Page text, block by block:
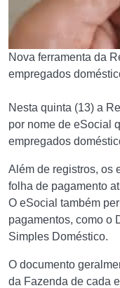
Nova ferramenta da
empregados
Nesta quinta (13) a
por nome de eSocial
empregados
Além de registros, os
folha de pagamento
O eSocial também
pagamentos, como o
Simples Doméstico.
O documento
da Fazenda de cada